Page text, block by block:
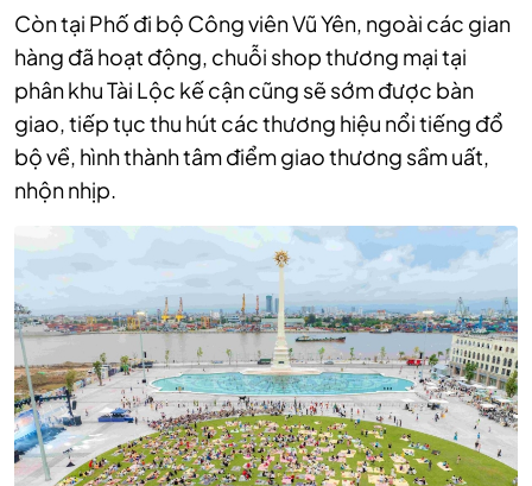
Còn tại Phố đi bộ Công viên Vũ Yên, ngoài các gian
hàng đã hoạt động, chuỗi shop thương mại tại
phân khu Tài Lộc kế cận cũng sẽ sớm được bàn
giao, tiếp tục thu hút các thương hiệu nổi tiếng đổ
bộ về, hình thành tâm điểm giao thương sầm uất,
nhộn nhịp.